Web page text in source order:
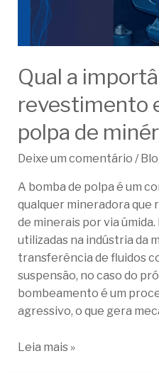
Qual a
revestimento
polpa de
Deixe um comentário /
A bomba de polpa é um
qualquer mineradora que
de minerais por via
utilizadas na indústria da
transferência de fluidos
suspensão, no caso do
bombeamento é um
agressivo, o que gera
Leia mais »